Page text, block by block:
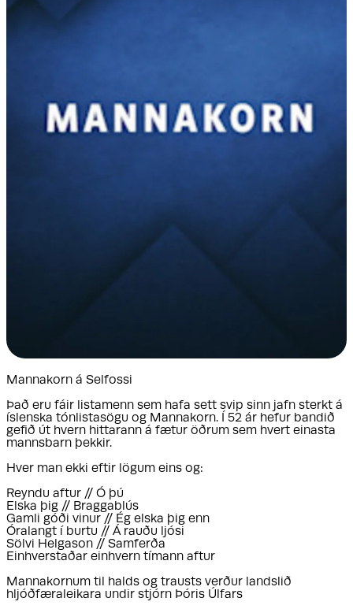
Mannakorn á Selfossi
Það eru fáir listamenn sem hafa sett svip sinn jafn sterkt á
íslenska tónlistasögu og Mannakorn. Í 52 ár hefur bandið
gefið út hvern hittarann á fætur öðrum sem hvert einasta
mannsbarn þekkir.
Hver man ekki eftir lögum eins og:
Reyndu aftur // Ó þú
Elska þig // Braggablús
Gamli góði vinur // Ég elska þig enn
Óralangt í burtu // Á rauðu ljósi
Sölvi Helgason // Samferða
Einhverstaðar einhvern tímann aftur
Mannakornum til halds og trausts verður landslið
hljóðfæraleikara undir stjórn Þóris Úlfars